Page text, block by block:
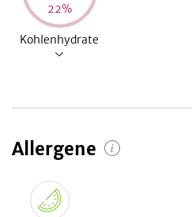
22%
Kohlenhydrate
Allergene